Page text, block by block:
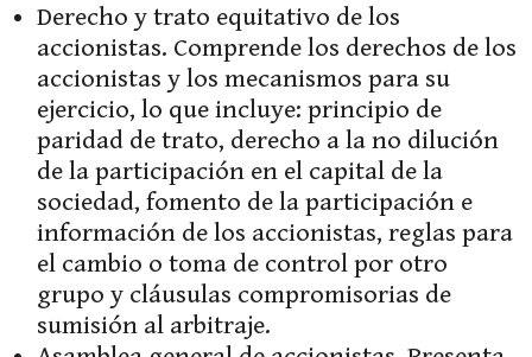
Derecho y trato equitativo de los
accionistas. Comprende los derechos de los
accionistas y los mecanismos para su
ejercicio, lo que incluye: principio de
paridad de trato, derecho a la no dilución
de la participación en el capital de la
sociedad, fomento de la participación e
información de los accionistas, reglas para
el cambio o toma de control por otro
grupo y cláusulas compromisorias de
sumisión al arbitraje.